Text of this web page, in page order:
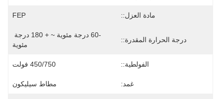
مادة العزل:: FEP
درجة الحرارة المقدرة::
مئوية
الفولطية:: 450/750 فولت
غمد: مطاط سيليكون